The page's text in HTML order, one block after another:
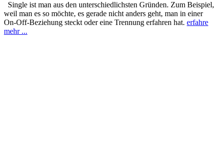
Single ist man aus den unterschiedlichsten Gründen. Zum Beispiel,
weil man es so möchte, es gerade nicht anders geht, man in einer
On-Off-Beziehung steckt oder eine Trennung erfahren hat. erfahre
mehr ...